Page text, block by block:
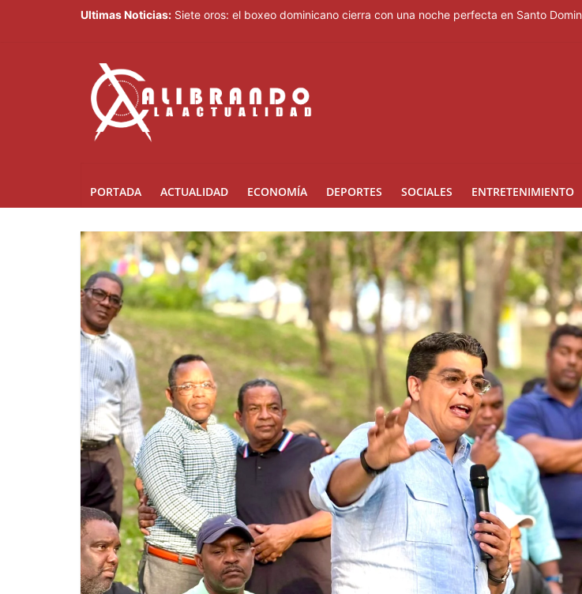
Ultimas Noticias: Siete oros: el boxeo dominicano cierra con una noche perfecta en Santo
PORTADA ACTUALIDAD ECONOMÍA DEPORTES SOCIALES ENTRETENIMIENTO